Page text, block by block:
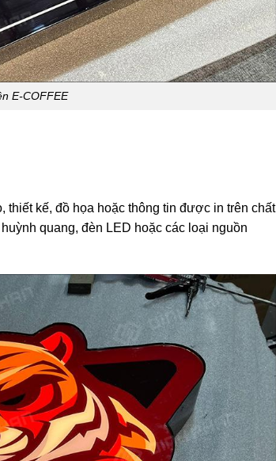
E-COFFEE
thiết kế, đồ họa hoặc thông tin được in trên chất
quang, đèn LED hoặc các loại nguồn